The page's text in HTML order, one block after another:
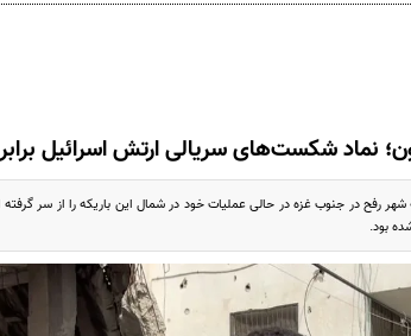
نماد شکست‌های سریالی ارتش اسرائیل
رفح در جنوب غزه در حالی عملیات خود در شمال این باریکه را از سر
بود.